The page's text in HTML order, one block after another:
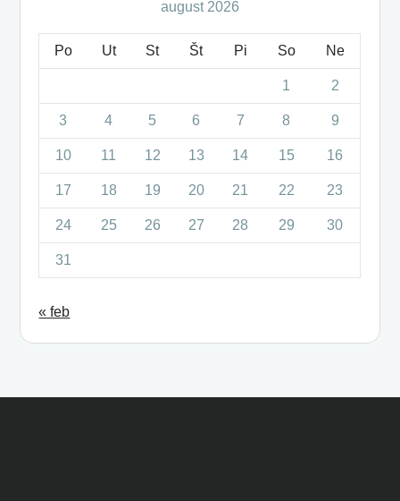
august 2026
Po Ut St Št Pi So Ne
1 2
3 4 5 6 7 8 9
10 11 12 13 14 15 16
17 18 19 20 21 22 23
24 25 26 27 28 29 30
31
« feb